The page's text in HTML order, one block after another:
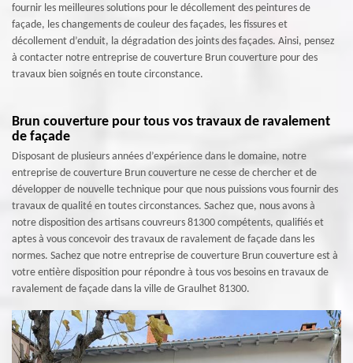
fournir les meilleures solutions pour le décollement des peintures de
façade, les changements de couleur des façades, les fissures et
décollement d’enduit, la dégradation des joints des façades. Ainsi, pensez
à contacter notre entreprise de couverture Brun couverture pour des
travaux bien soignés en toute circonstance.
Brun couverture pour tous vos travaux de ravalement
de façade
Disposant de plusieurs années d’expérience dans le domaine, notre
entreprise de couverture Brun couverture ne cesse de chercher et de
développer de nouvelle technique pour que nous puissions vous fournir des
travaux de qualité en toutes circonstances. Sachez que, nous avons à
notre disposition des artisans couvreurs 81300 compétents, qualifiés et
aptes à vous concevoir des travaux de ravalement de façade dans les
normes. Sachez que notre entreprise de couverture Brun couverture est à
votre entière disposition pour répondre à tous vos besoins en travaux de
ravalement de façade dans la ville de Graulhet 81300.